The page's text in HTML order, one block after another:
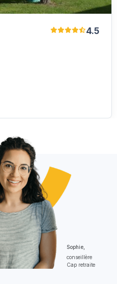
4.5
Sophie,
conseillère
Cap retraite